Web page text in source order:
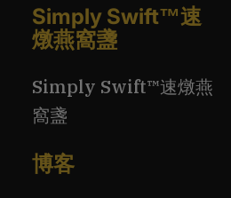
Simply Swift™速
燉燕窩盞
Simply Swift™速燉燕
窩盞
博客